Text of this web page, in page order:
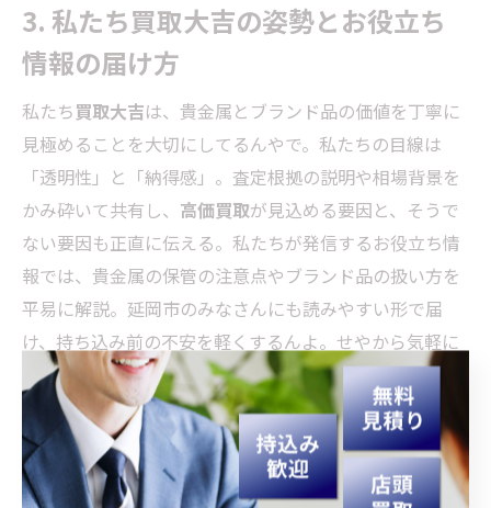
3. 私たち買取大吉の姿勢とお役立ち
情報の届け方
私たち買取大吉は、貴金属とブランド品の価値を丁寧に
見極めることを大切にしてるんやで。私たちの目線は
「透明性」と「納得感」。査定根拠の説明や相場背景を
かみ砕いて共有し、 高価買取が見込める要因と、そうで
ない要因も正直に伝える。私たちが発信するお役立ち情
報では、貴金属の保管の注意点やブランド品の扱い方を
平易に解説。延岡市のみなさんにも読みやすい形で届
け、持ち込み前の不安を軽くするんよ。せやから気軽に
聞いてな。
4. イベント情報と割引きの賢いチェ
ック術